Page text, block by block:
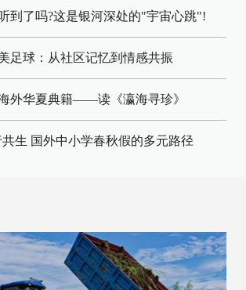
到了吗?这是银河深处的"宇宙心跳"!
足球：从社区记忆到情感共振
外华夏典籍——读《瀛海寻珍》
生 国外中小学春秋假的多元路径